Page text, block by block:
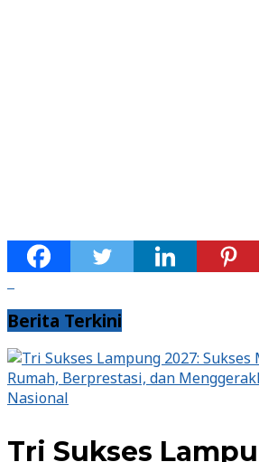
Berita Terkini
Nasional
Tri Sukses